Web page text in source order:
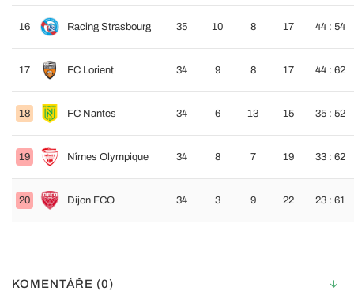
16 Racing Strasbourg 35 10 8 17 44 : 54
17 FC Lorient 34 9 8 17 44 : 62
18 FC Nantes 34 6 13 15 35 : 52
19 Nîmes Olympique 34 8 7 19 33 : 62
20 Dijon FCO 34 3 9 22 23 : 61
KOMENTÁŘE (0)